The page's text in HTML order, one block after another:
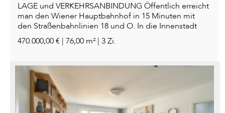
LAGE und VERKEHRSANBINDUNG Öffentlich erreicht
man den Wiener Hauptbahnhof in 15 Minuten mit
den Straßenbahnlinien 18 und O. In die Innenstadt
führen die...
470.000,00 € | 76,00 m² | 3 Zi.